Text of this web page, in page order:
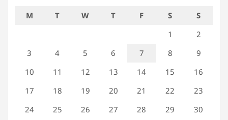
M
T W T F S
S
1
2
3
4 5 6 7 8
9
10
11 12 13 14 15
16
17
18 19 20 21 22
23
24
25 26 27 28 29
30